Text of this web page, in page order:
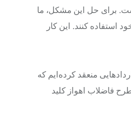
برای حل این مشکل، ما
استفاده کنند. این کار
منعقد کرده‌ایم که
فاضلاب اهواز کلید